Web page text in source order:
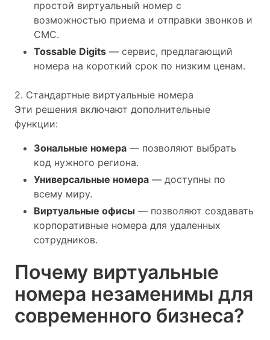
простой виртуальный номер с
возможностью приема и отправки звонков и
СМС.
Tossable Digits — сервис, предлагающий
номера на короткий срок по низким ценам.
2. Стандартные виртуальные номера
Эти решения включают дополнительные
функции:
Зональные номера — позволяют выбрать
код нужного региона.
Универсальные номера — доступны по
всему миру.
Виртуальные офисы — позволяют создавать
корпоративные номера для удаленных
сотрудников.
Почему виртуальные
номера незаменимы для
современного бизнеса?